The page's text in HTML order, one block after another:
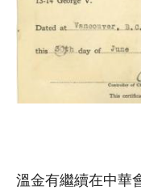
溫金有繼續在中華